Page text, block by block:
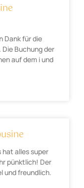
Dank für die
Buchung der
auf dem i und
hat alles super
pünktlich! Der
und freundlich.